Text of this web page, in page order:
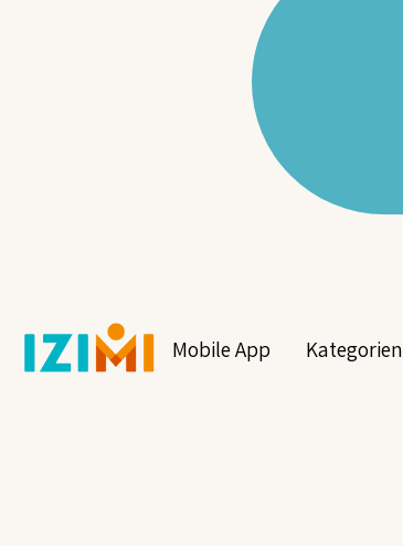
Mobile App Kategorien